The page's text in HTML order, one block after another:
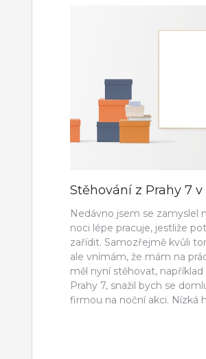
Stěhování z Prahy 7 v
Nedávno jsem se zamyslel
noci lépe pracuje, jestliže
zařídit. Samozřejmě kvůli
ale vnímám, že mám na
měl nyní stěhovat,
Prahy 7, snažil bych se
firmou na noční akci. Nízká